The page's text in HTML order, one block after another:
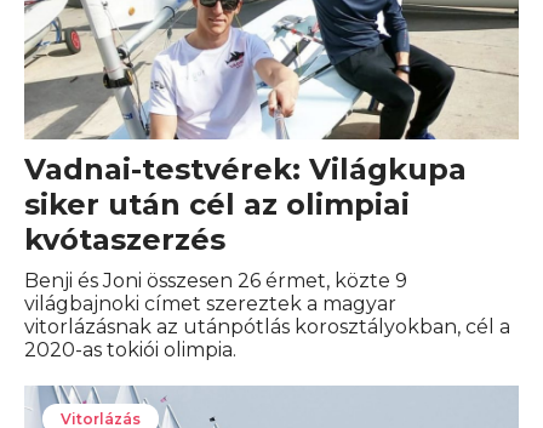
Vadnai-testvérek: Világkupa
siker után cél az olimpiai
kvótaszerzés
Benji és Joni összesen 26 érmet, közte 9
világbajnoki címet szereztek a magyar
vitorlázásnak az utánpótlás korosztályokban, cél a
2020-as tokiói olimpia.
Vitorlázás